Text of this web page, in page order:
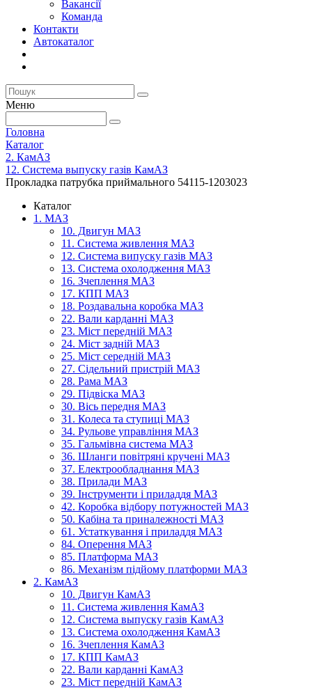
Вакансії
Команда
Контакти
Автокаталог
Меню
Головна
Каталог
2. КамАЗ
12. Система выпуску газів КамАЗ
Прокладка патрубка приймального 54115-1203023
Каталог
1. МАЗ
10. Двигун МАЗ
11. Система живлення МАЗ
12. Система випуску газів МАЗ
13. Система охолодження МАЗ
16. Зчеплення МАЗ
17. КПП МАЗ
18. Роздавальна коробка МАЗ
22. Вали карданні МАЗ
23. Міст передній МАЗ
24. Міст задній МАЗ
25. Міст середній МАЗ
27. Сідельний пристрій МАЗ
28. Рама МАЗ
29. Підвіска МАЗ
30. Вісь передня МАЗ
31. Колеса та ступиці МАЗ
34. Рульове управління МАЗ
35. Гальмівна система МАЗ
36. Шланги повітряні кручені МАЗ
37. Електрообладнання МАЗ
38. Прилади МАЗ
39. Інструменти і приладдя МАЗ
42. Коробка відбору потужностей МАЗ
50. Кабіна та приналежності МАЗ
61. Устаткування і приладдя МАЗ
84. Оперення МАЗ
85. Платформа МАЗ
86. Механізм підйому платформи МАЗ
2. КамАЗ
10. Двигун КамАЗ
11. Система живлення КамАЗ
12. Система выпуску газів КамАЗ
13. Система охолодження КамАЗ
16. Зчеплення КамАЗ
17. КПП КамАЗ
22. Вали карданні КамАЗ
23. Міст передній КамАЗ